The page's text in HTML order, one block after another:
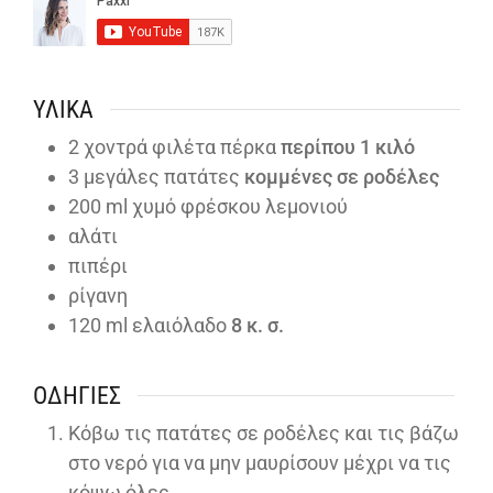
ΥΛΙΚΆ
2χοντρά φιλέτα πέρκαπερίπου 1 κιλό
3 μεγάλες πατάτες κομμένες σε ροδέλες
200 ml χυμό φρέσκου λεμονιού
αλάτι
πιπέρι
ρίγανη
120 ml ελαιόλαδο 8 κ. σ.
ΟΔΗΓΊΕΣ
Κόβω τις πατάτες σε ροδέλες και τις βάζω
στο νερό για να μην μαυρίσουν μέχρι να τις